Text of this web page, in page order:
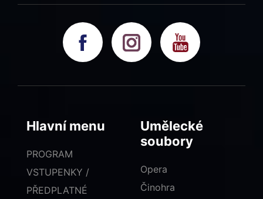
Hlavní menu
PROGRAM
VSTUPENKY /
PŘEDPLATNÉ
Umělecké
soubory
Opera
Činohra